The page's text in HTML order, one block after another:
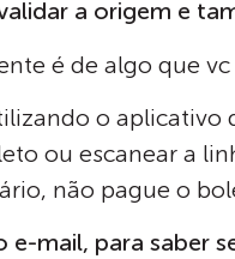
a origem e
é de algo que
o
ou escanear a
não pague o
e-mail, para saber